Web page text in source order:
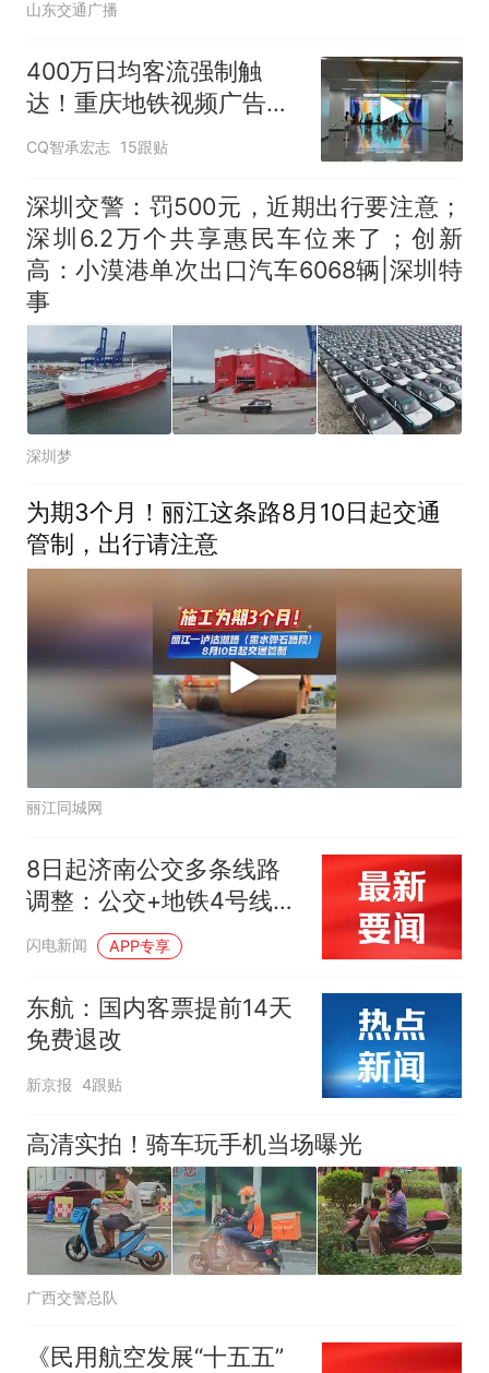
山东交通广播
400万日均客流强制触
达！重庆地铁视频广告，
让品牌在8D山城霸屏
CQ智承宏志 15跟贴
深圳交警：罚500元，近期出行要注意；
深圳6.2万个共享惠民车位来了；创新
高：小漠港单次出口汽车6068辆|深圳特
事
深圳梦
为期3个月！丽江这条路8月10日起交通
管制，出行请注意
丽江同城网
8日起济南公交多条线路
调整：公交+地铁4号线接
驳再优化，还能掐点等公
闪电新闻 APP专享
东航：国内客票提前14天
免费退改
新京报 4跟贴
高清实拍！骑车玩手机当场曝光
广西交警总队
《民用航空发展“十五五”